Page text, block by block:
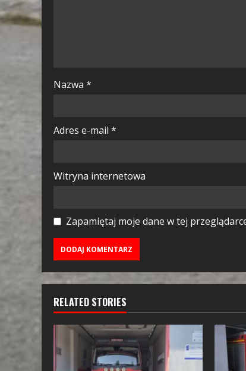
Nazwa *
Adres e-mail *
Witryna internetowa
Zapamiętaj moje dane w tej
RELATED STORIES